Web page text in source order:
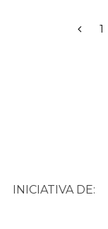
1
INICIATIVA DE: